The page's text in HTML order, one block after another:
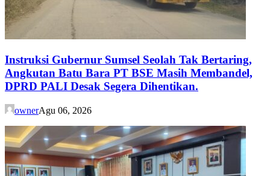
Instruksi Gubernur Sumsel Seolah Tak Bertaring,
Angkutan Batu Bara PT BSE Masih Membandel,
DPRD PALI Desak Segera Dihentikan.
ownerAgu 06, 2026